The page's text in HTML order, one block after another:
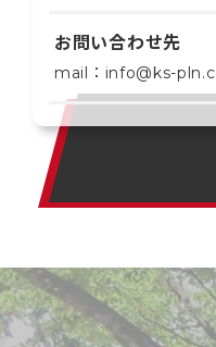
お問い合わせ先
mail：info@ks-